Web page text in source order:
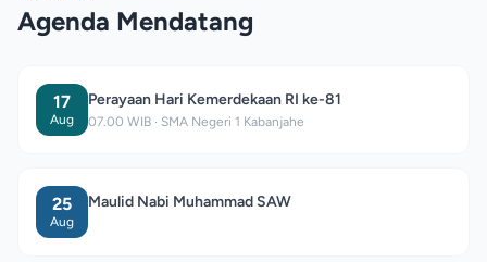
Agenda Mendatang
17
Aug
Perayaan Hari Kemerdekaan RI ke-81
07.00 WIB · SMA Negeri 1 Kabanjahe
25
Aug
Maulid Nabi Muhammad SAW